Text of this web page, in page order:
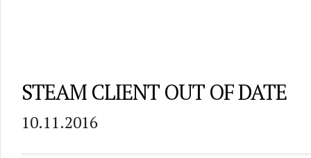
STEAM CLIENT OUT OF DATE
10.11.2016